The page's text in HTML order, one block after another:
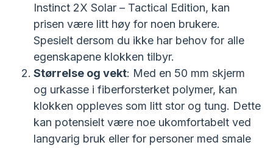
Instinct 2X Solar – Tactical Edition, kan
prisen være litt høy for noen brukere.
Spesielt dersom du ikke har behov for alle
egenskapene klokken tilbyr.
Størrelse og vekt: Med en 50 mm skjerm
og urkasse i fiberforsterket polymer, kan
klokken oppleves som litt stor og tung. Dette
kan potensielt være noe ukomfortabelt ved
langvarig bruk eller for personer med smale